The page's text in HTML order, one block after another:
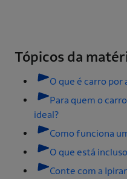
Tópicos da
O que é carro por
Para quem o
ideal?
Como funciona
O que está
Conte com a